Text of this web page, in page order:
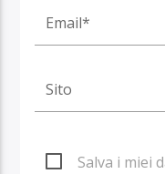
Salva i miei